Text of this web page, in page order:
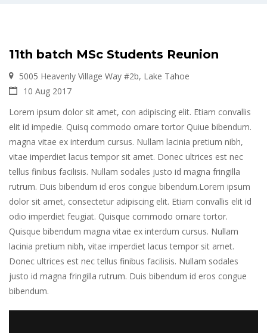
11th batch MSc Students Reunion
5005 Heavenly Village Way #2b, Lake Tahoe
10 Aug 2017
Lorem ipsum dolor sit amet, con adipiscing elit. Etiam convallis
elit id impedie. Quisq commodo ornare tortor Quiue bibendum.
magna vitae ex interdum cursus. Nullam lacinia pretium nibh,
vitae imperdiet lacus tempor sit amet. Donec ultrices est nec
tellus finibus facilisis. Nullam sodales justo id magna fringilla
rutrum. Duis bibendum id eros congue bibendum.Lorem ipsum
dolor sit amet, consectetur adipiscing elit. Etiam convallis elit id
odio imperdiet feugiat. Quisque commodo ornare tortor.
Quisque bibendum magna vitae ex interdum cursus. Nullam
lacinia pretium nibh, vitae imperdiet lacus tempor sit amet.
Donec ultrices est nec tellus finibus facilisis. Nullam sodales
justo id magna fringilla rutrum. Duis bibendum id eros congue
bibendum.